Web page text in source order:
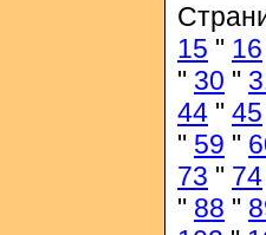
15 " 16
" 30 "
44 " 45
" 59 "
73 " 74
" 88 "